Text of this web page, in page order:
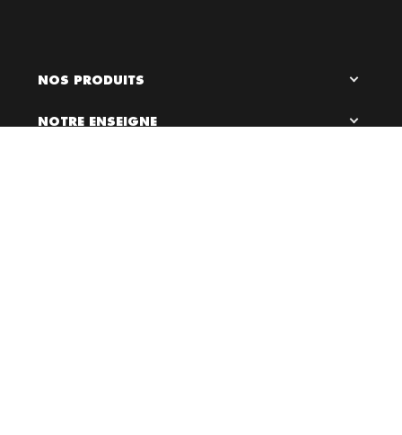
NOS PRODUITS
NOTRE ENSEIGNE